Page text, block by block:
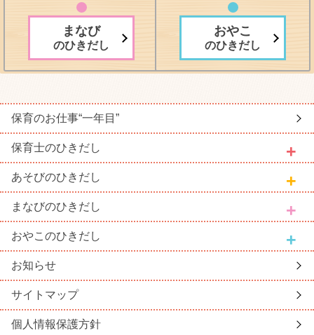
まなび
のひきだし
おやこ
のひきだし
保育のお仕事“一年目”
保育士のひきだし
あそびのひきだし
まなびのひきだし
おやこ のひきだし
お知らせ
サイトマップ
個人情報保護方針